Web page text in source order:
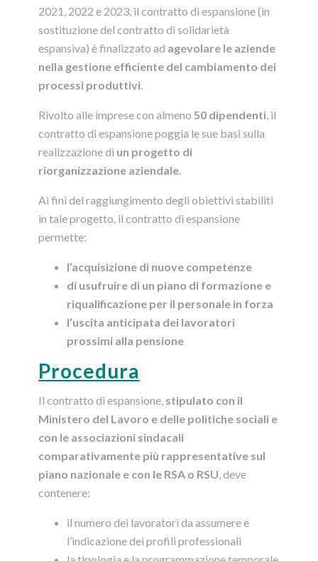
2021, 2022 e 2023, il contratto di espansione (in
sostituzione del contratto di solidarietà
espansiva) è finalizzato ad agevolare le aziende
nella gestione efficiente del cambiamento dei
processi produttivi
Rivolto alle imprese con almeno 50 dipendenti , il
contratto di espansione poggia le sue basi sulla
realizzazione di un progetto di
riorganizzazione aziendale
Ai fini del raggiungimento degli obiettivi stabiliti
in tale progetto, il contratto di espansione
permette:
l’acquisizione di nuove competenze
di usufruire di un piano di formazione e
riqualificazione per il personale in forza
l’uscita anticipata dei lavoratori
prossimi alla pensione
Procedura
Il contratto di espansione, stipulato con il
Ministero del Lavoro e delle politiche sociali e
con le associazioni sindacali
comparativamente più rappresentative sul
piano nazionale e con le RSA o RSU , deve
contenere:
il numero dei lavoratori da assumere e
l’indicazione dei profili professionali